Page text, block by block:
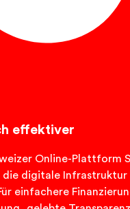
effektiver
Online-Plattform
die digitale
einfachere